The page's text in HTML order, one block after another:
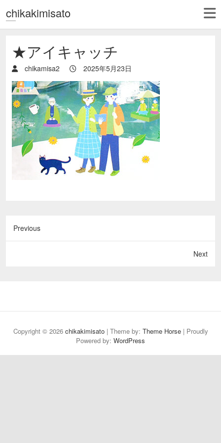
chikakimisato
★アイキャッチ
chikamisa2 2025年5月23日
Previous
Next
Copyright © 2026 chikakimisato| Theme by: Theme Horse| Proudly
Powered by: WordPress